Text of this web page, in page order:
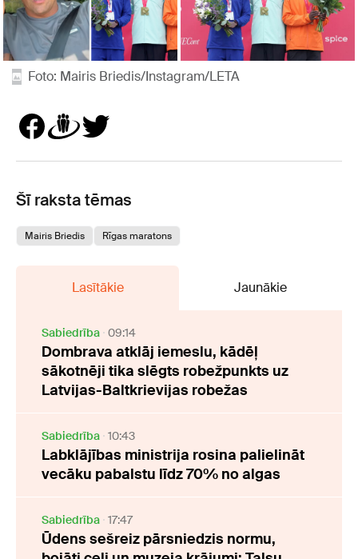
Foto: Mairis Briedis/Instagram/LETA
Šī raksta tēmas
Mairis Briedis Rīgas maratons
Lasītākie Jaunākie
Sabiedrība 09:14
Dombrava atklāj iemeslu, kādēļ
sākotnēji tika slēgts robežpunkts uz
Latvijas-Baltkrievijas robežas
Sabiedrība 10:43
Labklājības ministrija rosina palielināt
vecāku pabalstu līdz 70% no algas
Sabiedrība 17:47
Ūdens sešreiz pārsniedzis normu,